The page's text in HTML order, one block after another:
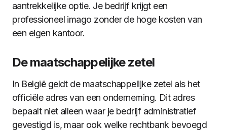
aantrekkelijke optie. Je bedrijf krijgt een
professioneel imago zonder de hoge kosten van
een eigen kantoor.
De maatschappelijke zetel
In België geldt de maatschappelijke zetel als het
officiële adres van een onderneming. Dit adres
bepaalt niet alleen waar je bedrijf administratief
gevestigd is, maar ook welke rechtbank bevoegd